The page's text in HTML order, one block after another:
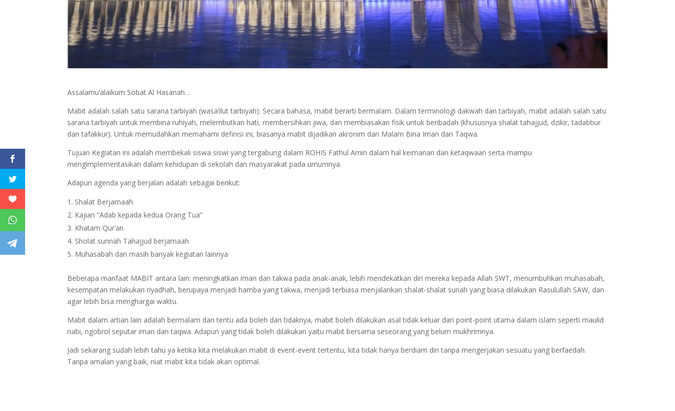
Assalamu’alaikum Sobat Al Hasanah…
Mabit adalah salah satu sarana tarbiyah (wasa’ilut tarbiyah). Secara bahasa, mabit berarti bermalam. Dalam terminologi dakwah dan tarbiyah, mabit adalah salah satu
sarana tarbiyah untuk membina ruhiyah, melembutkan hati, membersihkan jiwa, dan membiasakan fisik untuk beribadah (khususnya shalat tahajjud, dzikir, tadabbur
dan tafakkur). Untuk memudahkan memahami definisi ini, biasanya mabit dijadikan akronim dari Malam Bina Iman dan Taqwa.
Tujuan Kegiatan ini adalah membekali siswa siswi yang tergabung dalam ROHIS Fathul Amin dalam hal keimanan dan ketaqwaan serta mampu
mengimplementasikan dalam kehidupan di sekolah dan masyarakat pada umumnya.
Adapun agenda yang berjalan adalah sebagai berikut:
Shalat Berjamaah
Kajian “Adab kepada kedua Orang Tua”
Khatam Qur’an
Sholat sunnah Tahajjud berjamaah
Muhasabah dan masih banyak kegiatan lainnya
Beberapa manfaat MABIT antara lain: meningkatkan iman dan takwa pada anak-anak, lebih mendekatkan diri mereka kepada Allah SWT, menumbuhkan muhasabah,
kesempatan melakukan riyadhah, berupaya menjadi hamba yang takwa, menjadi terbiasa menjalankan shalat-shalat sunah yang biasa dilakukan Rasulullah SAW, dan
agar lebih bisa menghargai waktu.
Mabit dalam artian lain adalah bermalam dan tentu ada boleh dan tidaknya, mabit boleh dilakukan asal tidak keluar dari point-point utama dalam islam seperti maulid
nabi, ngobrol seputar iman dan taqwa. Adapun yang tidak boleh dilakukan yaitu mabit bersama seseorang yang belum mukhrimnya.
Jadi sekarang sudah lebih tahu ya ketika kita melakukan mabit di event-event tertentu, kita tidak hanya berdiam diri tanpa mengerjakan sesuatu yang berfaedah.
Tanpa amalan yang baik, niat mabit kita tidak akan optimal.